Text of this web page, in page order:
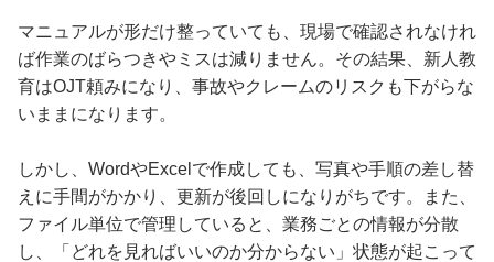
マニュアルが形だけ整っていても、現場で確認されなけれ
ば作業のばらつきやミスは減りません。その結果、新人教
育はOJT頼みになり、事故やクレームのリスクも下がらな
いままになります。
しかし、WordやExcelで作成しても、写真や手順の差し替
えに手間がかかり、更新が後回しになりがちです。また、
ファイル単位で管理していると、業務ごとの情報が分散
し、「どれを見ればいいのか分からない」状態が起こって